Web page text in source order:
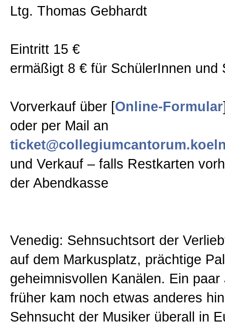
Ltg. Thomas Gebhardt
Eintritt 15 €
ermäßigt 8 € für SchülerInnen und
Vorverkauf über [Online-Formular
oder per Mail an
und Verkauf – falls Restkarten
der Abendkasse
Venedig: Sehnsuchtsort der
auf dem Markusplatz, prächtige
geheimnisvollen Kanälen. Ein paar
früher kam noch etwas anderes
Sehnsucht der Musiker überall in